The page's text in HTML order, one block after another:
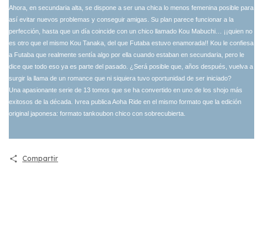
Ahora, en secundaria alta, se dispone a ser una chica lo menos femenina posible para
así evitar nuevos problemas y conseguir amigas. Su plan parece funcionar a la
perfección, hasta que un día coincide con un chico llamado Kou Mabuchi… ¡¡quien no
es otro que el mismo Kou Tanaka, del que Futaba estuvo enamorada!! Kou le confiesa
a Futaba que realmente sentía algo por ella cuando estaban en secundaria, pero le
dice que todo eso ya es parte del pasado. ¿Será posible que, años después, vuelva a
surgir la llama de un romance que ni siquiera tuvo oportunidad de ser iniciado?
Una apasionante serie de 13 tomos que se ha convertido en uno de los shojo más
exitosos de la década. Ivrea publica Aoha Ride en el mismo formato que la edición
original japonesa: formato tankoubon chico con sobrecubierta.
Compartir